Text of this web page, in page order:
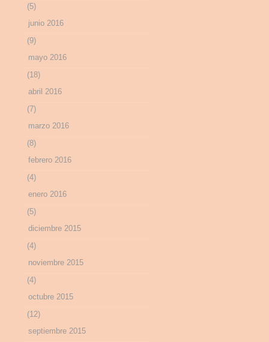
(5)
junio 2016
(9)
mayo 2016
(18)
abril 2016
(7)
marzo 2016
(8)
febrero 2016
(4)
enero 2016
(5)
diciembre 2015
(4)
noviembre 2015
(4)
octubre 2015
(12)
septiembre 2015